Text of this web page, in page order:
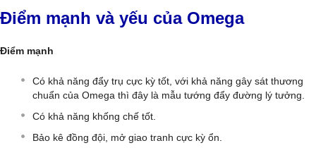
Điểm mạnh và yếu của Omega
Điểm mạnh
Có khả năng đẩy trụ cực kỳ tốt, với khả năng gây sát thương
chuẩn của Omega thì đây là mẫu tướng đẩy đường lý tưởng.
Có khả năng khống chế tốt.
Bảo kê đồng đội, mở giao tranh cực kỳ ổn.